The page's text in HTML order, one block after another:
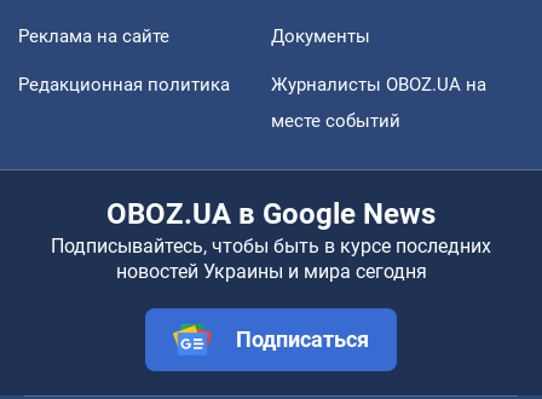
Реклама на сайте Документы
Редакционная политика
Журналисты OBOZ.UA на
месте событий
OBOZ.UA в Google News
Подписывайтесь, чтобы быть в курсе последних
новостей Украины и мира сегодня
Подписаться